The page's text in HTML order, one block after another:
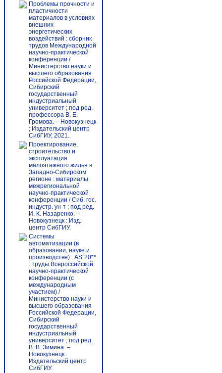
Проблемы прочности и
пластичности
материалов в условиях
внешних
энергетических
воздействий : сборник
трудов Международной
научно-практической
конференции /
Министерство науки и
высшего образования
Российской Федерации,
Сибирский
государственный
индустриальный
университет ; под ред.
профессора В. Е.
Громова. – Новокузнецк
; Издательский центр
СибГИУ, 2021.
Проектирование,
строительство и
эксплуатация
малоэтажного жилья в
Западно-Сибирском
регионе : материалы
межрегиональной
научно-практической
конференции / Сиб. гос.
индустр. ун-т ; под ред.
И. К. Назаренко. –
Новокузнецк : Изд.
центр СибГИУ.
Системы
автоматизации (в
образовании, науке и
производстве) : AS`20**
: труды Всероссийской
научно-практической
конференции (с
международным
участием) /
Министерство науки и
высшего образования
Российской Федерации,
Сибирский
государственный
индустриальный
университет ; под ред.
В. В. Зимина. –
Новокузнецк :
Издательский центр
СибГИУ.